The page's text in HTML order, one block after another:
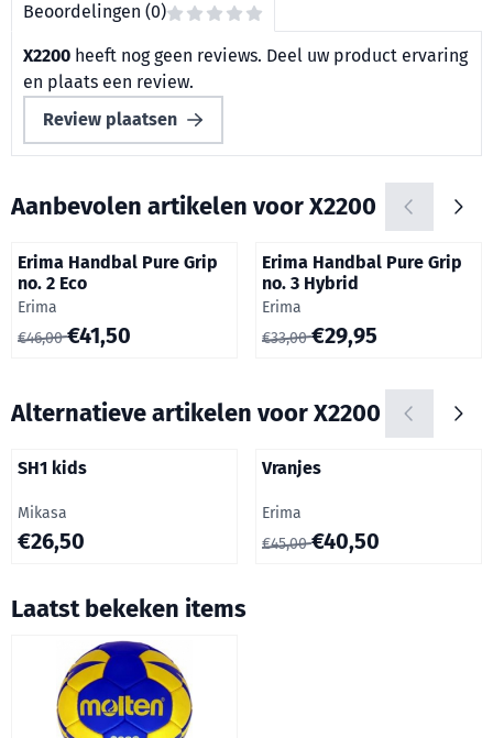
Beoordelingen (0)
X2200 heeft nog geen reviews. Deel uw product ervaring
en plaats een review.
Review plaatsen
Aanbevolen artikelen voorX2200
Erima Handbal Pure Grip
no. 2 Eco
Merk:
Erima
Van 46,00 voor 41,50
€46,00€41,50
Erima Handbal Pure Grip
no. 3 Hybrid
Merk:
Erima
Van 33,00 voor 29,95
€33,00€29,95
Alternatieve artikelen voorX2200
SH1 kids
Merk:
Mikasa
Prijs: 26,50
€26,50
Vranjes
Merk:
Erima
Van 45,00 voor 40,50
€45,00€40,50
Laatst bekeken items